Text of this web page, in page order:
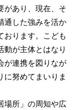
があり、現在、そ
通した強みを活か
おります。こども
が主体とはなり
が連携を図りなが
に努めてまいりま
場所」の周知や広